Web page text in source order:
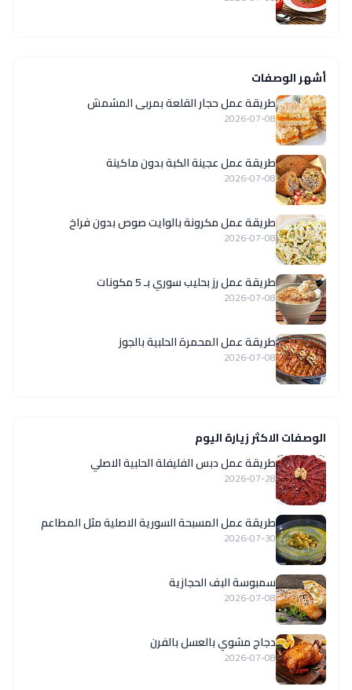
أشهر الوصفات
طريقة عمل حجار القلعة بمربى المشمش
2026-07-08
طريقة عمل عجينة الكبة بدون ماكينة
2026-07-08
طريقة عمل مكرونة بالوايت صوص بدون فراخ
2026-07-08
طريقة عمل رز بحليب سوري بـ 5 مكونات
2026-07-08
طريقة عمل المحمرة الحلبية بالجوز
2026-07-08
الوصفات الاكثر زيارة اليوم
طريقة عمل دبس الفليفلة الحلبية الاصلي
2026-07-28
‏طريقة عمل المسبحة السورية الاصلية مثل المطاعم
2026-07-30
سمبوسة البف الحجازية
2026-07-08
دجاج مشوي بالعسل بالفرن
2026-07-08